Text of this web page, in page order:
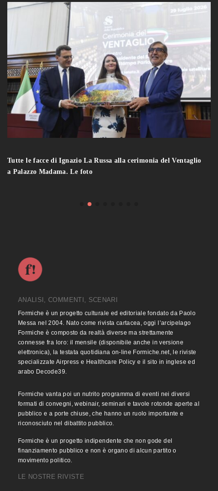
Tutte le facce di Ignazio La Russa alla cerimonia del Ventaglio
a Palazzo Madama. Le foto
ANALISI, COMMENTI, SCENARI
Formiche è un progetto culturale ed editoriale fondato da Paolo
Messa nel 2004. Nato come rivista cartacea, oggi l’arcipelago
Formiche è composto da realtà diverse ma strettamente
connesse fra loro: il mensile (disponibile anche in versione
elettronica), la testata quotidiana on-line Formiche.net, le riviste
specializzate Airpress e Healthcare Policy e il sito in inglese ed
arabo Decode39.
Formiche vanta poi un nutrito programma di eventi nei diversi
formati di convegni, webinair, seminari e tavole rotonde aperte al
pubblico e a porte chiuse, che hanno un ruolo importante e
riconosciuto nel dibattito pubblico.
Formiche è un progetto indipendente che non gode del
finanziamento pubblico e non è organo di alcun partito o
movimento politico.
LE NOSTRE RIVISTE